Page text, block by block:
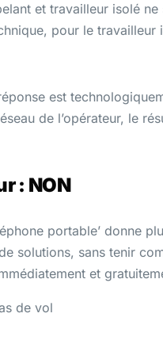
et travailleur isolé
pour le travailleur
est
de l’opérateur, le
: NON
portable’ donne
solutions, sans tenir
et
de vol